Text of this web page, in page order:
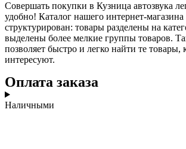
Совершать покупки в Кузница автозвука
удобно! Каталог нашего интернет-магазина
структурирован: товары разделены на
выделены более мелкие группы товаров.
позволяет быстро и легко найти те товары,
интересуют.
Оплата заказа
Наличными